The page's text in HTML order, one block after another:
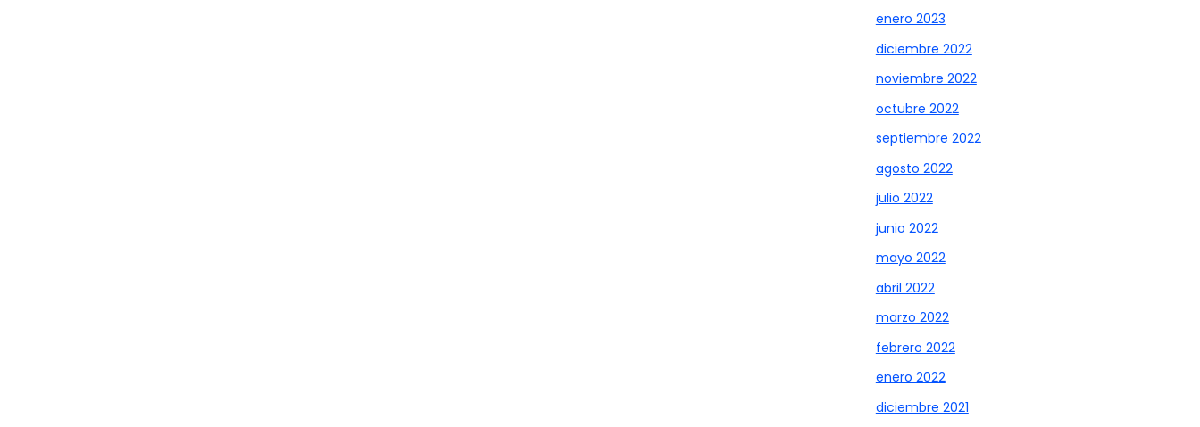
enero 2023
diciembre 2022
noviembre 2022
octubre 2022
septiembre 2022
agosto 2022
julio 2022
junio 2022
mayo 2022
abril 2022
marzo 2022
febrero 2022
enero 2022
diciembre 2021